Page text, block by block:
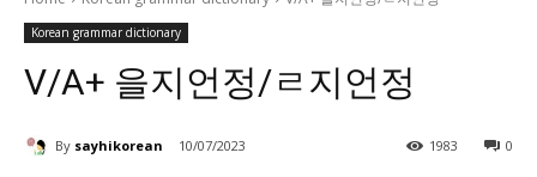
Korean grammar dictionary
V/A+ 을지언정/ㄹ지언정
By sayhikorean 10/07/2023 0
1983